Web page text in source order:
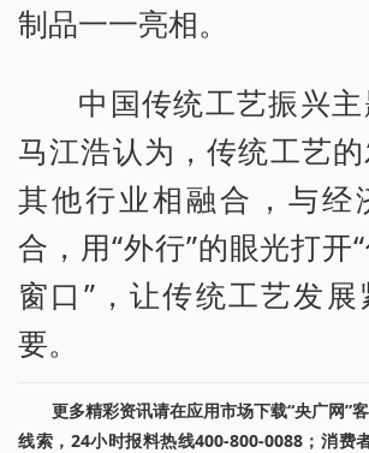
制品一一亮相。
中国传统工艺振兴
马江浩认为，传统工艺
其他行业相融合，与经
合，用“外行”的眼光打开
窗口”，让传统工艺发
要。
更多精彩资讯请在应用市场下载“央广网”
线索，24小时报料热线400-800-0088；消费